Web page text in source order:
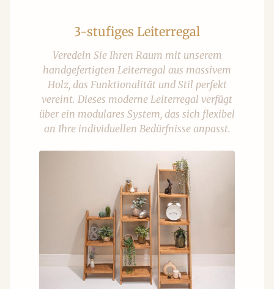
3-stufiges Leiterregal
Veredeln Sie Ihren Raum mit unserem
handgefertigten Leiterregal aus massivem
Holz, das Funktionalität und Stil perfekt
vereint. Dieses moderne Leiterregal verfügt
über ein modulares System, das sich flexibel
an Ihre individuellen Bedürfnisse anpasst.